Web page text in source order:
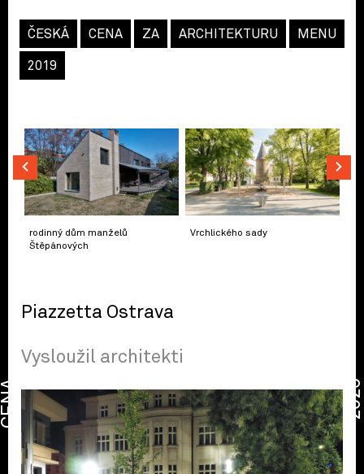
ČESKÁ CENA ZA ARCHITEKTURU
2019
MENU
rodinný dům manželů
Štěpánových
Vrchlického sady
Piazzetta Ostrava
Vysloužil architekti
CENA 2026